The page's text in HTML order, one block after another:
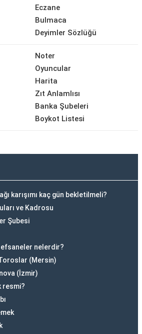
Eczane
Bulmaca
Deyimler Sözlüğü
Noter
Oyuncular
Harita
Zıt Anlamlısı
Banka Şubeleri
Boykot Listesi
karışımı kaç gün bekletilmeli?
ve Kadrosu
Şubesi
nelerdir?
(Mersin)
(İzmir)
resmi?